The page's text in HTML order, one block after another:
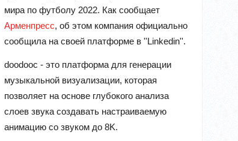
мира по футболу 2022. Как сообщает
Арменпресс, об этом компания официально
сообщила на своей платформе в ''Linkedin''.
doodooc - это платформа для генерации
музыкальной визуализации, которая
позволяет на основе глубокого анализа
слоев звука создавать настраиваемую
анимацию со звуком до 8K.